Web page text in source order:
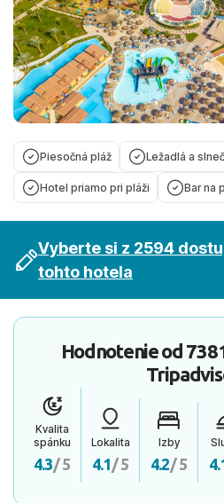
Piesočná pláž Ležadlá a
Hotel priamo pri pláži Bar na
Vyberte si z 2594
tohto hotela
Hodnotenie od
Kvalita
spánku
4.3/ 5
Lokalita
4.1/ 5
Izby
4.2/ 5